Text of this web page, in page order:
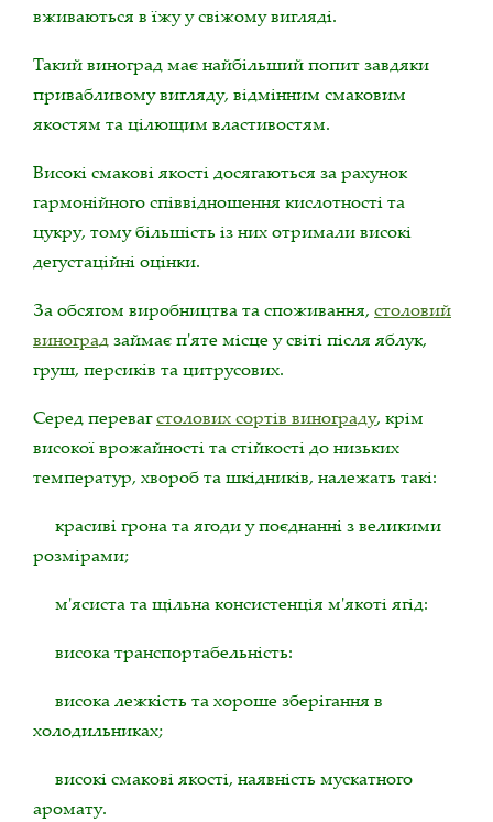
вживаються в їжу у свіжому вигляді.
Такий виноград має найбільший попит завдяки
привабливому вигляду, відмінним смаковим
якостям та цілющим властивостям.
Високі смакові якості досягаються за рахунок
гармонійного співвідношення кислотності та
цукру, тому більшість із них отримали високі
дегустаційні оцінки.
За обсягом виробництва та споживання, столовий
виноградзаймає п'яте місце у світі після яблук,
груш, персиків та цитрусових.
Серед перевагстолових сортів винограду, крім
високої врожайності та стійкості до низьких
температур, хвороб та шкідників, належать такі:
красиві грона та ягоди у поєднанні з великими
розмірами;
м'ясиста та щільна консистенція м'якоті ягід:
висока транспортабельність:
висока лежкість та хороше зберігання в
холодильниках;
високі смакові якості, наявність мускатного
аромату.